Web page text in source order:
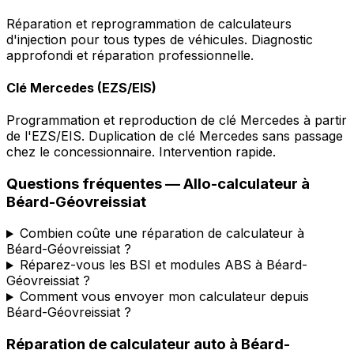
Réparation et reprogrammation de calculateurs
d'injection pour tous types de véhicules. Diagnostic
approfondi et réparation professionnelle.
Clé Mercedes (EZS/EIS)
Programmation et reproduction de clé Mercedes à partir
de l'EZS/EIS. Duplication de clé Mercedes sans passage
chez le concessionnaire. Intervention rapide.
Questions fréquentes —Allo-calculateur à
Béard-Géovreissiat
Combien coûte une réparation de calculateur à
Béard-Géovreissiat ?
Réparez-vous les BSI et modules ABS à Béard-
Géovreissiat ?
Comment vous envoyer mon calculateur depuis
Béard-Géovreissiat ?
Réparation de calculateur auto à Béard-